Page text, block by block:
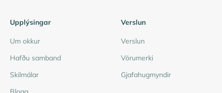
Upplýsingar
Um okkur
Hafðu samband
Skilmálar
Verslun
Verslun
Vörumerki
Gjafahugmyndir